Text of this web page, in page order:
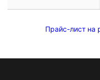
Прайс-лист на